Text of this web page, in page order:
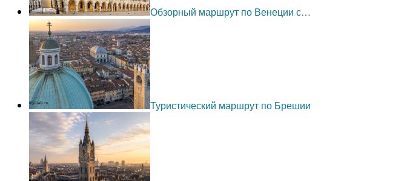
Обзорный маршрут по Венеции с…
Туристический маршрут по Брешии